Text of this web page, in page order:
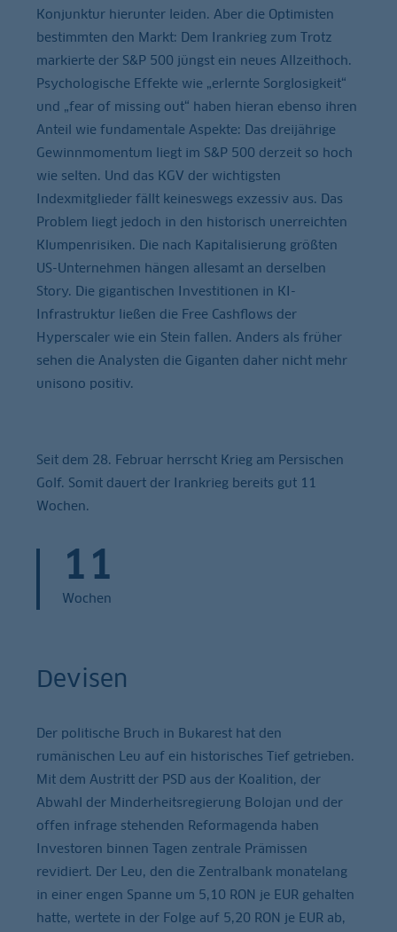
Konjunktur hierunter leiden. Aber die Optimisten
bestimmten den Markt: Dem Irankrieg zum Trotz
markierte der S&P 500 jüngst ein neues Allzeithoch.
Psychologische Effekte wie „erlernte Sorglosigkeit“
und „fear of missing out“ haben hieran ebenso ihren
Anteil wie fundamentale Aspekte: Das dreijährige
Gewinnmomentum liegt im S&P 500 derzeit so hoch
wie selten. Und das KGV der wichtigsten
Indexmitglieder fällt keineswegs exzessiv aus. Das
Problem liegt jedoch in den historisch unerreichten
Klumpenrisiken. Die nach Kapitalisierung größten
US-Unternehmen hängen allesamt an derselben
Story. Die gigantischen Investitionen in KI-
Infrastruktur ließen die Free Cashflows der
Hyperscaler wie ein Stein fallen. Anders als früher
sehen die Analysten die Giganten daher nicht mehr
unisono positiv.
Seit dem 28. Februar herrscht Krieg am Persischen
Golf. Somit dauert der Irankrieg bereits gut 11
Wochen.
11
Wochen
Devisen
Der politische Bruch in Bukarest hat den
rumänischen Leu auf ein historisches Tief getrieben.
Mit dem Austritt der PSD aus der Koalition, der
Abwahl der Minderheitsregierung Bolojan und der
offen infrage stehenden Reformagenda haben
Investoren binnen Tagen zentrale Prämissen
revidiert. Der Leu, den die Zentralbank monatelang
in einer engen Spanne um 5,10 RON je EUR gehalten
hatte, wertete in der Folge auf 5,20 RON je EUR ab,